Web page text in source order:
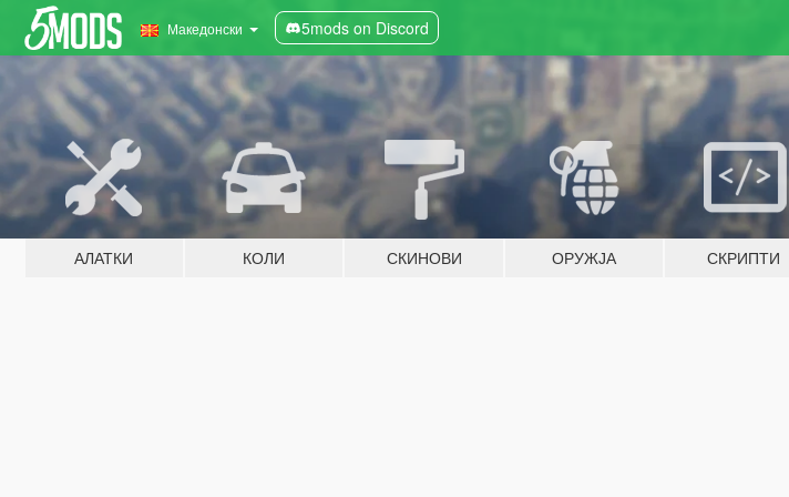
Македонски 5mods on Discord
АЛАТКИ КОЛИ СКИНОВИ ОРУЖЈА СКРИПТИ